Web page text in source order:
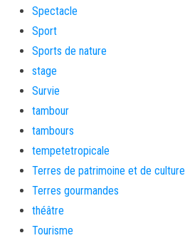
Spectacle
Sport
Sports de nature
stage
Survie
tambour
tambours
tempetetropicale
Terres de patrimoine et de culture
Terres gourmandes
théâtre
Tourisme